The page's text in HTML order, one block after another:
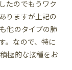
たのでもうワク
りますが上記の
他のタイプの肺
。なので、特に
極的な接種をお